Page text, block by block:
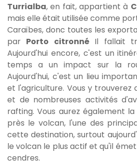
Turrialba, en fait, appartient à
mais elle était utilisée comme
Caraïbes, donc toutes les
par Porto citronnéIl fallait
Aujourd'hui encore, c'est un
temps a un impact sur la
Aujourd'hui, c'est un lieu
et l'agriculture. Vous y trouverez
et de nombreuses activités
rafting. Vous aurez également
près le volcan, l'une des
cette destination, surtout
le volcan le plus actif et qu'il
cendres.